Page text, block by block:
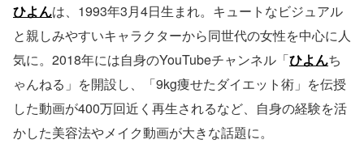
ひよんは、1993年3月4日生まれ。キュートなビジュアル
と親しみやすいキャラクターから同世代の女性を中心に人
気に。2018年には自身のYouTubeチャンネル「ひよんち
ゃんねる」を開設し、「9kg痩せたダイエット術」を伝授
した動画が400万回近く再生されるなど、自身の経験を活
かした美容法やメイク動画が大きな話題に。